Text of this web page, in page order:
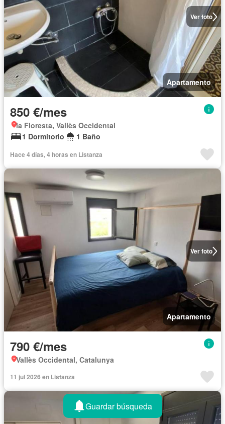
Ver foto
Apartamento
850 €/mes
la Floresta, Vallès Occidental
1 Dormitorio
1 Baño
Hace 4 días, 4 horas en Listanza
Ver foto
Apartamento
790 €/mes
Vallès Occidental, Catalunya
11 jul 2026 en Listanza
Guardar búsqueda